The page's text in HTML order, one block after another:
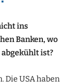
ins
Banken, wo
ist?
Die USA haben